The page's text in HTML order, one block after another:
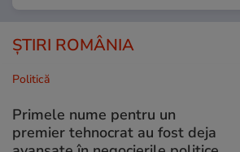
ȘTIRI ROMÂNIA
Politică
Primele nume pentru un
premier tehnocrat au fost deja